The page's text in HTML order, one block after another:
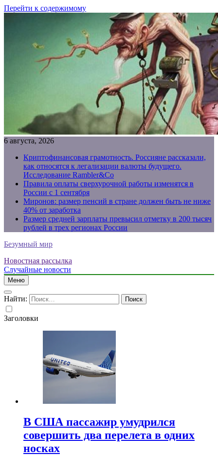
Перейти к содержимому
6 августа, 2026
Криптофинансовая грамотность. Россияне рассказали,
как относятся к легализации валюты будущего.
Исследование Rambler&Co
Правила оплаты сверхурочной работы изменятся в
России с 1 сентября
Миронов: размер пенсий в стране должен быть не ниже
40% от заработка
Размер средней зарплаты превысил отметку в 200 тысяч
рублей в трех регионах России
Безумный мир
Новостная рассылка
Случайные новости
Меню
Найти:
Заголовки
В США пассажир умудрился
совершить два перелета в одних
носках